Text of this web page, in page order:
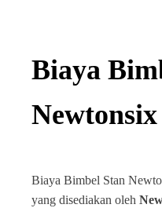
Biaya
Newtonsix
Biaya Bimbel Stan
yang disediakan oleh